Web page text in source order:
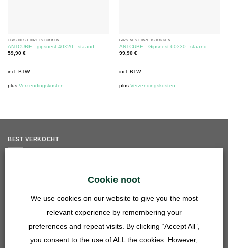
GIPS NEST INZETSTUKKEN
ANTCUBE - gipsnest 40×20 - staand
59,90 €
incl. BTW
plus Verzendingskosten
GIPS NEST INZETSTUKKEN
ANTCUBE - Gipsnest 60×30 - staand
99,90 €
incl. BTW
plus Verzendingskosten
BEST VERKOCHT
Wastafelslangverbinder 27mm - 14, 16, 20 mm - transparant
incl. BTW
plus Verzendingskosten
Cookie noot
We use cookies on our website to give you the most
relevant experience by remembering your
preferences and repeat visits. By clicking “Accept All”,
you consent to the use of ALL the cookies. However,